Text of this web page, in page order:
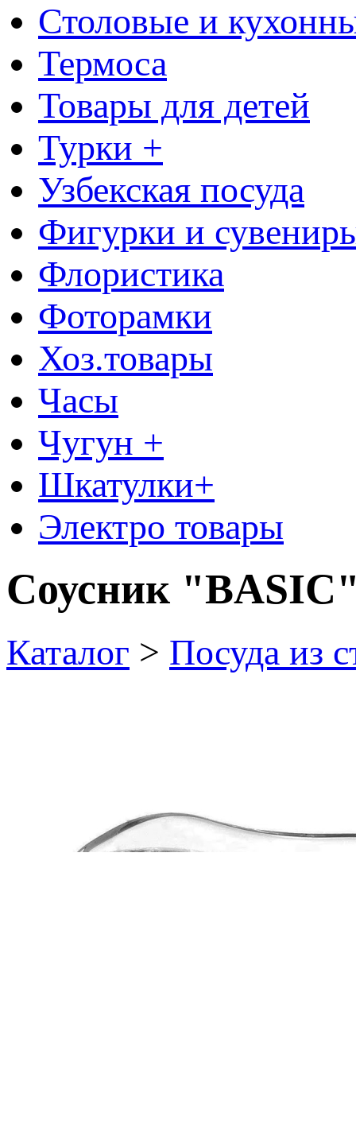
Столовые и
Термоса
Товары для детей
Турки +
Узбекская посуда
Фигурки и
Флористика
Фоторамки
Хоз.товары
Часы
Чугун +
Шкатулки+
Электро товары
Соусник
Каталог > Посуда из